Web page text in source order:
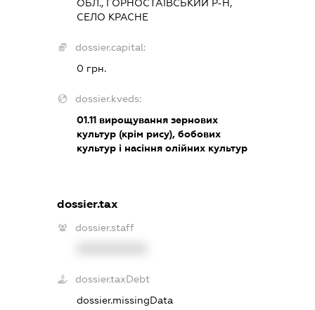
ОБЛ., ГОРНОСТАЇВСЬКИЙ Р-Н,
СЕЛО КРАСНЕ
dossier.capital:
0 грн.
dossier.kveds:
01.11вирощування зернових
культур (крім рису), бобових
культур і насіння олійних культур
dossier.tax
dossier.staff
dossier.taxDebt
dossier.missingData